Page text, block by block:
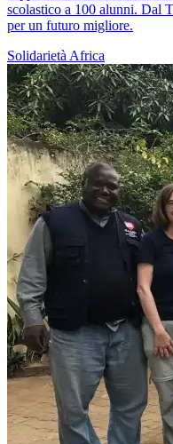
scolastico a 100 alunni. Dal
per un futuro migliore.
Solidarietà Africa